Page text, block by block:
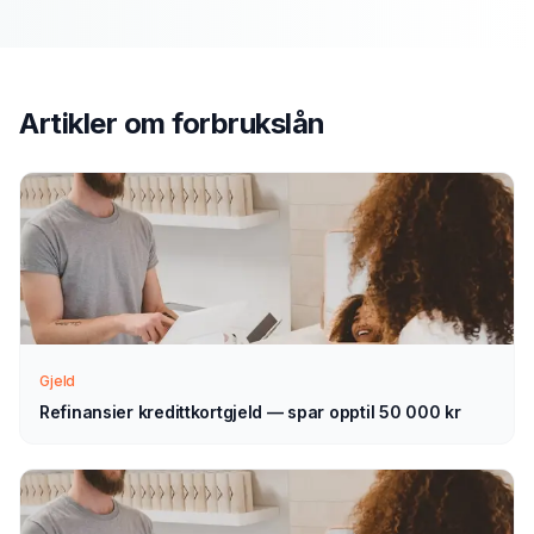
2 Vi tar kontakt
Vi går gjennom forespørselen din og tar kontakt med
veiledning — normalt innen 1–2 virkedager.
Sammenlign aktuelle tilbud i ro og mak, og velg det som
passer deg — helt uforpliktende.
Tips for å få best mulig forbrukslån
i
Artikler omforbrukslån
Gjeld
Refinansier kredittkortgjeld — spar opptil 50 000 kr